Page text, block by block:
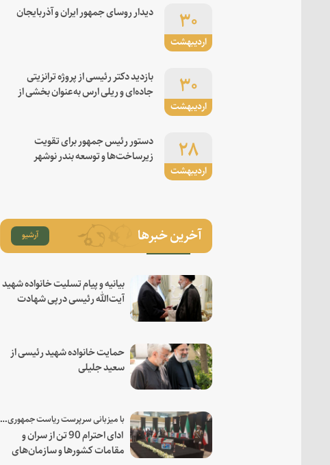
اردیبهشت
۳۰ دیدار روسای جمهور ایران و آذربایجان
اردیبهشت
۳۰
بازدید دکتر رئیسی از پروژه ترانزیتی
جاده‌ای و ریلی ارس به‌عنوان بخشی از
اردیبهشت
۲۸
دستور رئیس جمهور برای تقویت
زیرساخت‌ها و توسعه بندر نوشهر
آخرین خبرها آرشیو
بیانیه و پیام تسلیت خانواده شهید
آیت‌الله رئیسی درپی شهادت
حمایت خانواده شهید رئیسی از
سعید جلیلی
با میزبانی سرپرست ریاست جمهوری صورت گرفت؛
ادای احترام 90 تن از سران و
مقامات کشورها و سازمان‌های